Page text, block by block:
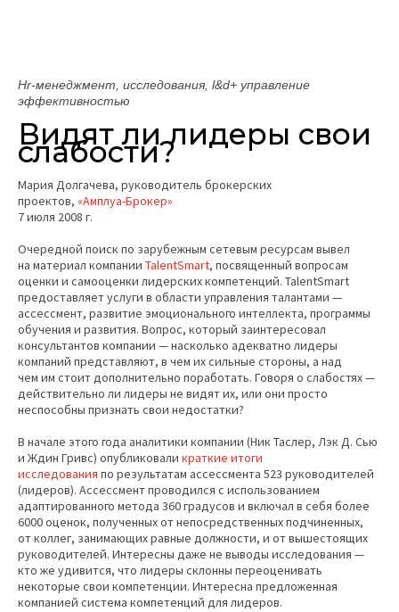
Hr-менеджмент, исследования, l&d+ управление
эффективностью
Видят ли лидеры свои
слабости?
Мария Долгачева, руководитель брокерских
проектов, «Амплуа-Брокер»
7 июля 2008 г.
Очередной поиск по зарубежным сетевым ресурсам вывел
на материал компании TalentSmart, посвященный вопросам
оценки и самооценки лидерских компетенций. TalentSmart
предоставляет услуги в области управления талантами —
ассессмент, развитие эмоционального интеллекта, программы
обучения и развития. Вопрос, который заинтересовал
консультантов компании — насколько адекватно лидеры
компаний представляют, в чем их сильные стороны, а над
чем им стоит дополнительно поработать. Говоря о слабостях —
действительно ли лидеры не видят их, или они просто
неспособны признать свои недостатки?
В начале этого года аналитики компании (Ник Таслер, Лэк Д. Сью
и Ждин Гривс) опубликовали краткие итоги
исследования по результатам ассессмента 523 руководителей
(лидеров). Ассессмент проводился с использованием
адаптированного метода 360 градусов и включал в себя более
6000 оценок, полученных от непосредственных подчиненных,
от коллег, занимающих равные должности, и от вышестоящих
руководителей. Интересны даже не выводы исследования —
кто же удивится, что лидеры склонны переоценивать
некоторые свои компетенции. Интересна предложенная
компанией система компетенций для лидеров.